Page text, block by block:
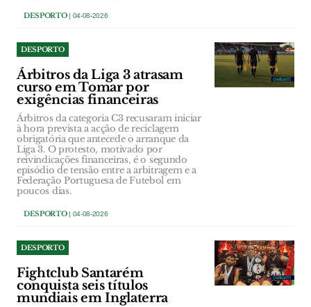
DESPORTO| 04-08-2026
DESPORTO
Árbitros da Liga 3 atrasam
curso em Tomar por
exigências financeiras
Árbitros da categoria C3 recusaram iniciar
à hora prevista a acção de reciclagem
obrigatória que antecede o arranque da
Liga 3. O protesto, motivado por
reivindicações financeiras, é o segundo
episódio de tensão entre a arbitragem e a
Federação Portuguesa de Futebol em
poucos dias.
DESPORTO| 04-08-2026
DESPORTO
Fightclub Santarém
conquista seis títulos
mundiais em Inglaterra